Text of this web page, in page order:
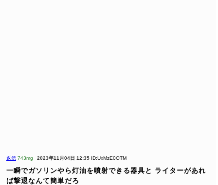
返信 743mg 2023年11月04日 12:35 ID:UxMzE0OTM
一瞬でガソリンやら灯油を噴射できる器具と ライターがあれ
ば撃退なんて簡単だろ